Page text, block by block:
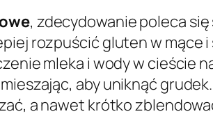
, zdecydowanie poleca
rozpuścić gluten w mące i
mleka i wody w cieście
aby uniknąć
a nawet krótko